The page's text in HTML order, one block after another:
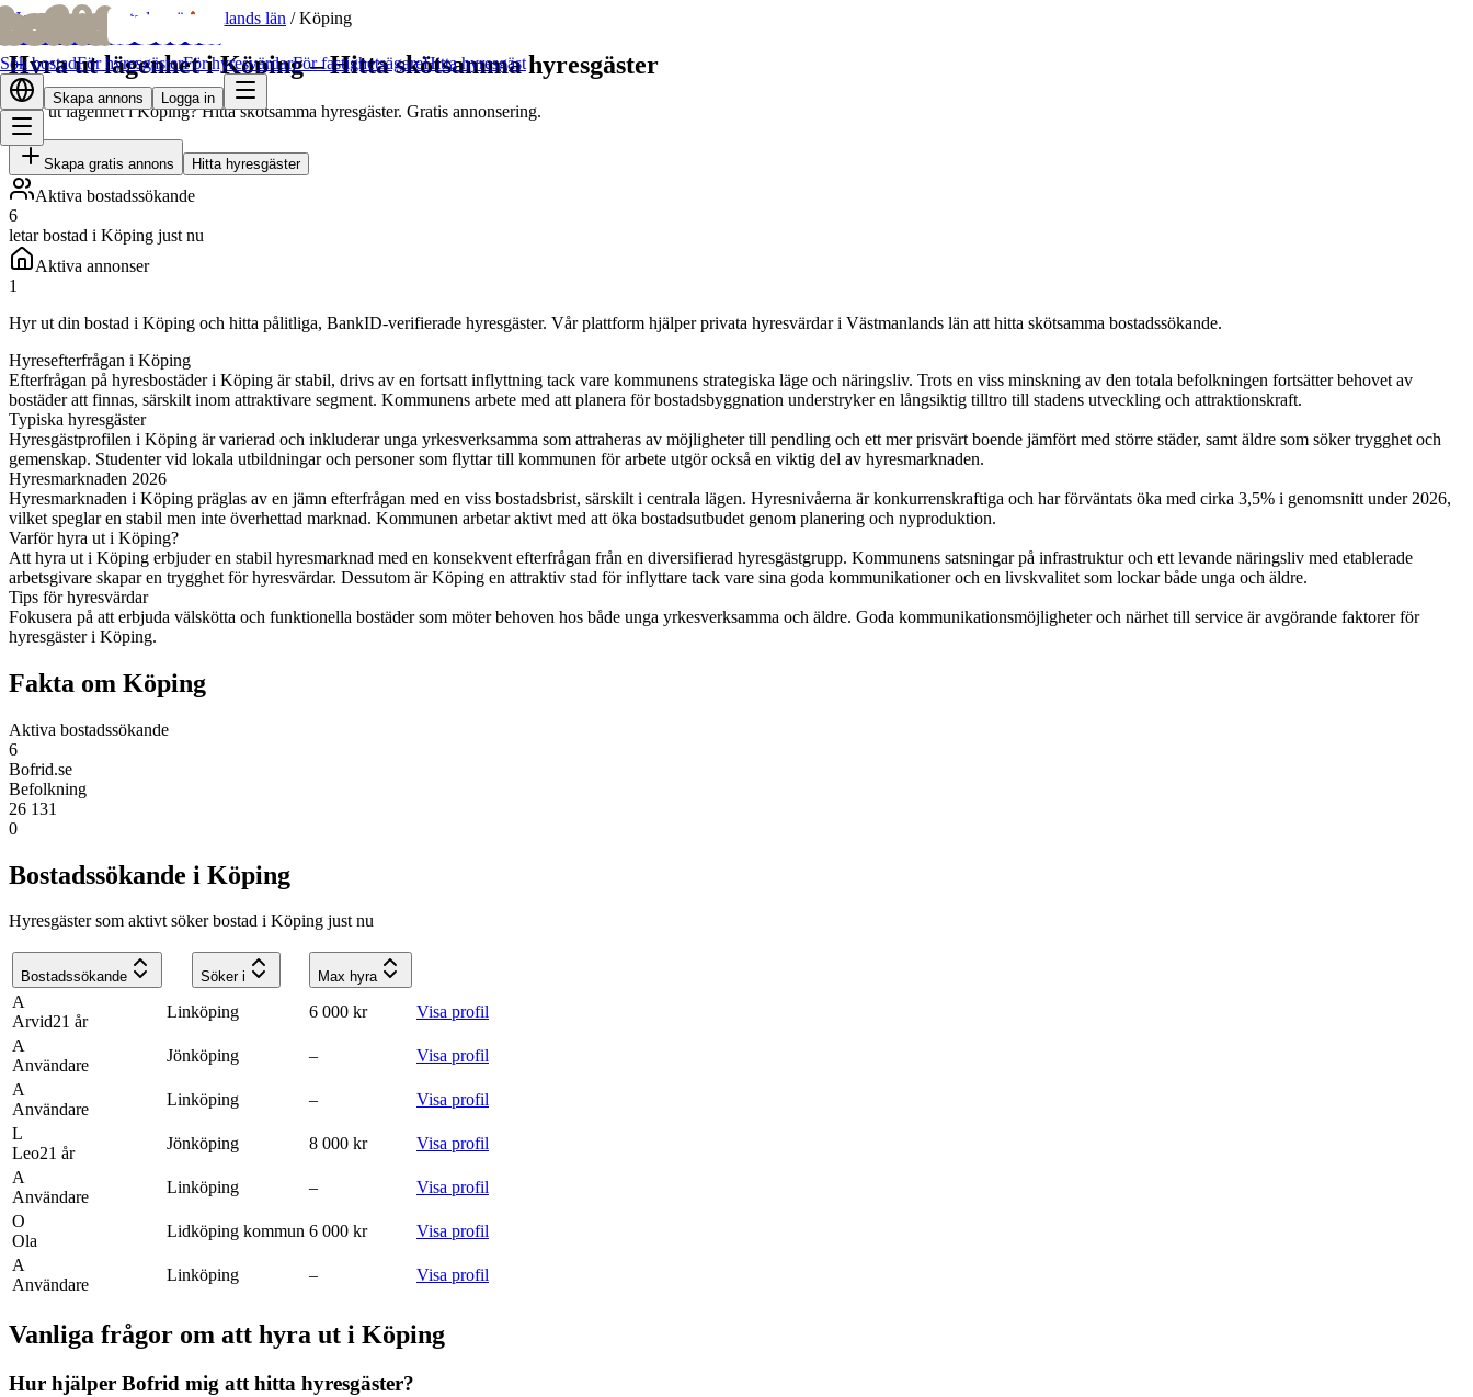
bofridbofrid
Sök bostadFör hyresgästerFör hyresvärdarFör fastighetsägareHitta hyresgäst
Skapa annons Logga in
Hem/ Hyr ut bostad Västmanlands län /Köping
Hyra ut lägenhet i Köping – Hitta skötsamma hyresgäster
Hyra ut lägenhet i Köping? Hitta skötsamma hyresgäster. Gratis annonsering.
Skapa gratis annons Hitta hyresgäster
Aktiva bostadssökande
6
letar bostad i Köping just nu
Aktiva annonser
1
Hyr ut din bostad i Köping och hitta pålitliga, BankID-verifierade hyresgäster. Vår plattform hjälper privata hyresvärdar i Västmanlands län att hitta skötsamma bostadssökande.
Hyresefterfrågan i Köping
Efterfrågan på hyresbostäder i Köping är stabil, drivs av en fortsatt inflyttning tack vare kommunens strategiska läge och näringsliv. Trots en viss minskning av den totala befolkningen fortsätter behovet av
bostäder att finnas, särskilt inom attraktivare segment. Kommunens arbete med att planera för bostadsbyggnation understryker en långsiktig tilltro till stadens utveckling och attraktionskraft.
Typiska hyresgäster
Hyresgästprofilen i Köping är varierad och inkluderar unga yrkesverksamma som attraheras av möjligheter till pendling och ett mer prisvärt boende jämfört med större städer, samt äldre som söker trygghet och
gemenskap. Studenter vid lokala utbildningar och personer som flyttar till kommunen för arbete utgör också en viktig del av hyresmarknaden.
Hyresmarknaden 2026
Hyresmarknaden i Köping präglas av en jämn efterfrågan med en viss bostadsbrist, särskilt i centrala lägen. Hyresnivåerna är konkurrenskraftiga och har förväntats öka med cirka 3,5% i genomsnitt under 2026,
vilket speglar en stabil men inte överhettad marknad. Kommunen arbetar aktivt med att öka bostadsutbudet genom planering och nyproduktion.
Varför hyra ut i Köping?
Att hyra ut i Köping erbjuder en stabil hyresmarknad med en konsekvent efterfrågan från en diversifierad hyresgästgrupp. Kommunens satsningar på infrastruktur och ett levande näringsliv med etablerade
arbetsgivare skapar en trygghet för hyresvärdar. Dessutom är Köping en attraktiv stad för inflyttare tack vare sina goda kommunikationer och en livskvalitet som lockar både unga och äldre.
Tips för hyresvärdar
Fokusera på att erbjuda välskötta och funktionella bostäder som möter behoven hos både unga yrkesverksamma och äldre. Goda kommunikationsmöjligheter och närhet till service är avgörande faktorer för
hyresgäster i Köping.
Fakta om Köping
Aktiva bostadssökande
6
Bofrid.se
Befolkning
26 131
0
Bostadssökande i Köping
Hyresgäster som aktivt söker bostad i Köping just nu
Bostadssökande Söker i Max hyra
A
Arvid21 år
Linköping 6 000 kr
Visa profil
A
Användare
Jönköping –
Visa profil
A
Användare
Linköping –
Visa profil
L
Leo21 år
Jönköping 8 000 kr
Visa profil
A
Användare
Linköping –
Visa profil
O
Ola
Lidköping kommun 6 000 kr
Visa profil
A
Användare
Linköping – Visa profil
Vanliga frågor om att hyra ut i Köping
Hur hjälper Bofrid mig att hitta hyresgäster?